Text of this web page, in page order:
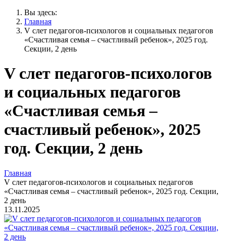
Вы здесь:
Главная
V слет педагогов-психологов и социальных педагогов
«Счастливая семья – счастливый ребенок», 2025 год.
Секции, 2 день
V слет педагогов-психологов
и социальных педагогов
«Счастливая семья –
счастливый ребенок», 2025
год. Секции, 2 день
Главная
V слет педагогов-психологов и социальных педагогов
«Счастливая семья – счастливый ребенок», 2025 год. Секции,
2 день
13.11.2025